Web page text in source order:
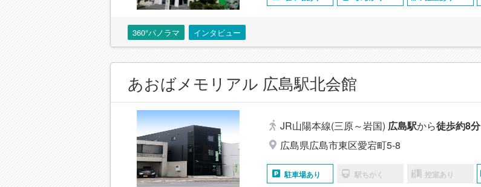
360°パノラマ インタビュー
あおばメモリアル 広島駅北会館
JR山陽本線(三原～岩国) 広島駅から徒歩約8分
広島県広島市東区愛宕町5-8
駐車場あり 駅ちかく 控室あり